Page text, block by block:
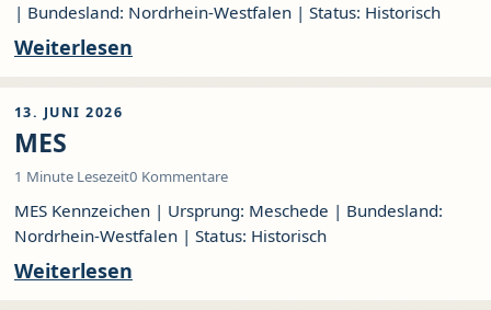
| Bundesland: Nordrhein-Westfalen | Status: Historisch
Weiterlesen
13. JUNI 2026
MES
1 Minute Lesezeit0 Kommentare
MES Kennzeichen | Ursprung: Meschede | Bundesland:
Nordrhein-Westfalen | Status: Historisch
Weiterlesen